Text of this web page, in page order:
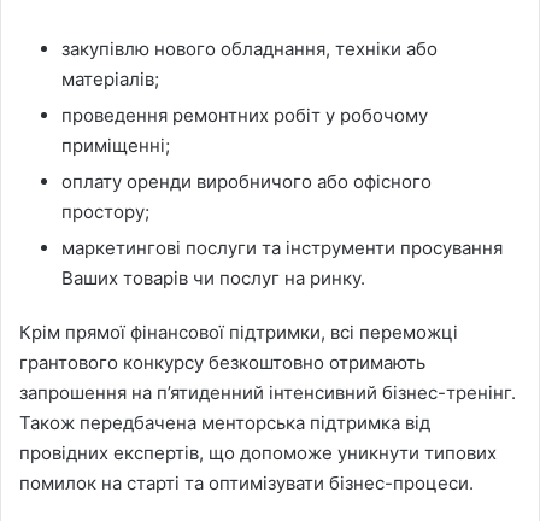
закупівлю нового обладнання, техніки або
матеріалів;
проведення ремонтних робіт у робочому
приміщенні;
оплату оренди виробничого або офісного
простору;
маркетингові послуги та інструменти просування
Ваших товарів чи послуг на ринку.
Крім прямої фінансової підтримки, всі переможці
грантового конкурсу безкоштовно отримають
запрошення на п’ятиденний інтенсивний бізнес-тренінг.
Також передбачена менторська підтримка від
провідних експертів, що допоможе уникнути типових
помилок на старті та оптимізувати бізнес-процеси.